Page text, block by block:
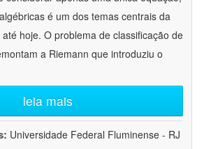
é um dos temas centrais da
hoje. O problema de classificação de
a Riemann que introduziu o
leia mais
Universidade Federal Fluminense - RJ